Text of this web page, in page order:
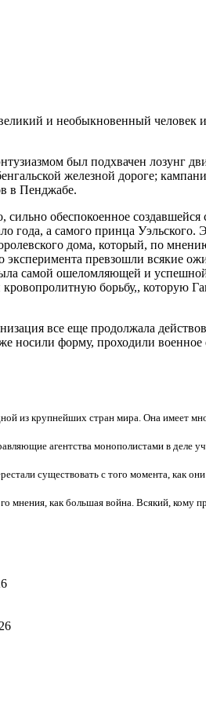
и необыкновенный человек
был подхвачен лозунг
железной дороге;
в Пенджабе.
обеспокоенное создавшейся
а самого принца Уэльского.
дома, который, по
превзошли всякие
самой ошеломляющей и
борьбу,, которую
все еще продолжала
носили форму, проходили
из крупнейших стран мира. Она имеет
агентства монополистами в
существовать с того момента, как
мнения, как большая война. Всякий, кому